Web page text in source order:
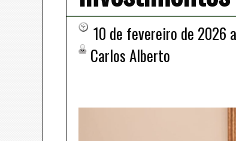
10 de fevereiro de 2026
Carlos Alberto